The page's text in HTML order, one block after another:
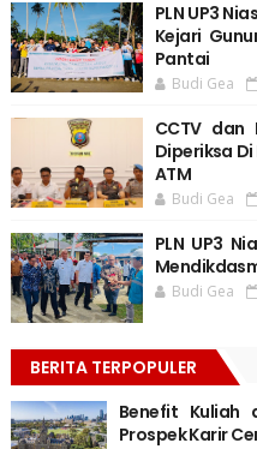
PLN UP3
Kejari
Pantai
Budi Gea
CCTV dan
Diperiksa
ATM
Budi Gea
PLN UP3
Budi Gea
BERITA TERPOPULER
Benefit Kuliah
Prospek Karir